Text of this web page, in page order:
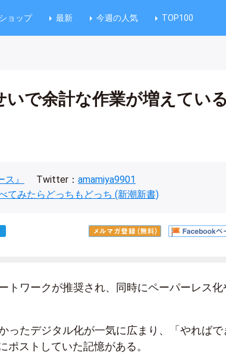
ショップ 最新 今週の人気 TOP100
で余計な作業が増えている
』 Twitter： amamiya9901
てみたらどっちもどっち (新潮新書)
トワークが推奨され、同時にペーパーレス化
ったデジタル化が一気に広まり、「やればで
ポストしていた記憶がある。